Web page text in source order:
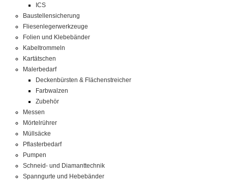
ICS
Baustellensicherung
Fliesenlegerwerkzeuge
Folien und Klebebänder
Kabeltrommeln
Kartätschen
Malerbedarf
Deckenbürsten & Flächenstreicher
Farbwalzen
Zubehör
Messen
Mörtelrührer
Müllsäcke
Pflasterbedarf
Pumpen
Schneid- und Diamanttechnik
Spanngurte und Hebebänder